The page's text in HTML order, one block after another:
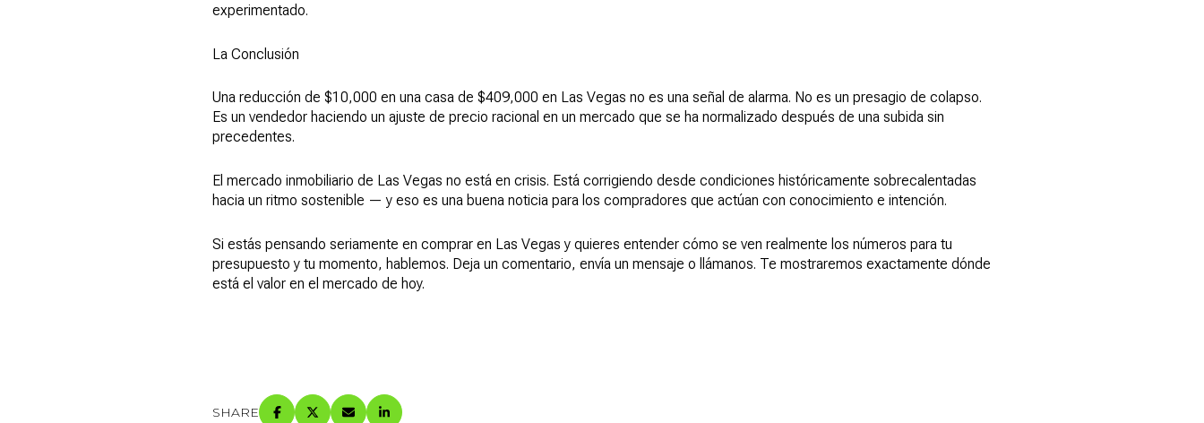
experimentado.
La Conclusión
Una reducción de $10,000 en una casa de $409,000 en Las Vegas no es una señal de alarma. No es un presagio de colapso.
Es un vendedor haciendo un ajuste de precio racional en un mercado que se ha normalizado después de una subida sin
precedentes.
El mercado inmobiliario de Las Vegas no está en crisis. Está corrigiendo desde condiciones históricamente sobrecalentadas
hacia un ritmo sostenible — y eso es una buena noticia para los compradores que actúan con conocimiento e intención.
Si estás pensando seriamente en comprar en Las Vegas y quieres entender cómo se ven realmente los números para tu
presupuesto y tu momento, hablemos. Deja un comentario, envía un mensaje o llámanos. Te mostraremos exactamente dónde
está el valor en el mercado de hoy.
SHARE